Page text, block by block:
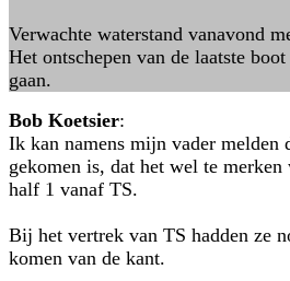
Verwachte waterstand vanavond
Het ontschepen van de laatste
gaan.
Bob Koetsier:
Ik kan namens mijn vader melden
gekomen is, dat het wel te
half 1 vanaf TS.
Bij het vertrek van TS hadden ze
komen van de kant.